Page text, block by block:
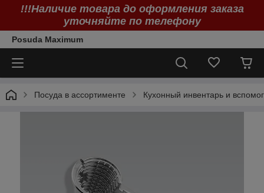
!!!Наличие товара до оформления заказа
уточняйте по телефону
Posuda Maximum
Посуда в ассортименте Кухонный инвентарь и